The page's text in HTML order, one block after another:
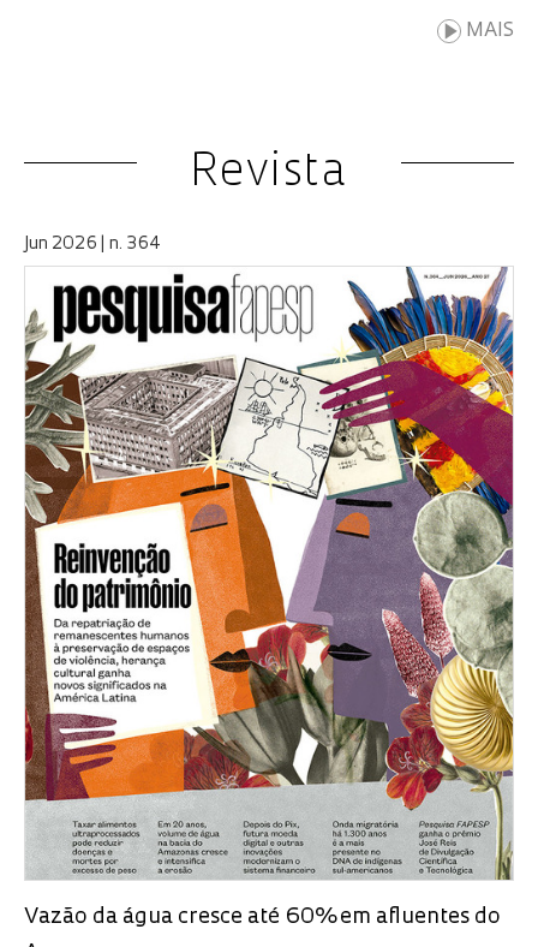
MAIS
Revista
Jun 2026 | n. 364
Vazão da água cresce até 60% em afluentes do